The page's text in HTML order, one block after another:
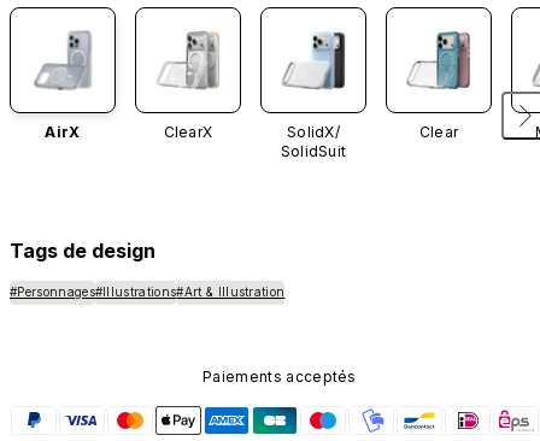
AirX ClearX
SolidX/
SolidSuit
Clear
Tags de design
#Personnages#Illustrations#Art & Illustration
Paiements acceptés